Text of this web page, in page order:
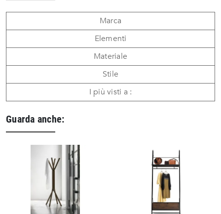
Marca
Elementi
Materiale
Stile
I più visti a :
Guarda anche: